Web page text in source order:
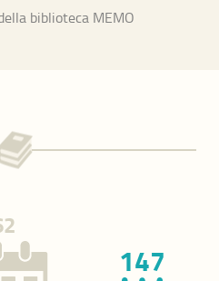
biblioteca MEMO
147